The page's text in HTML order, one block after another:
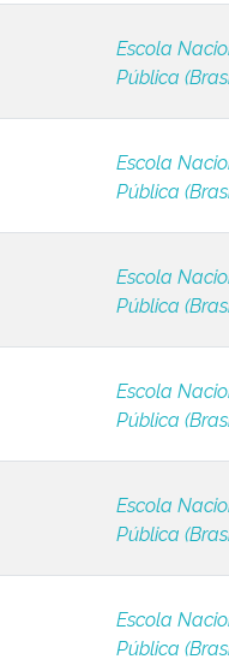
Escola
Pública
Escola
Pública
Escola
Pública
Escola
Pública
Escola
Pública
Escola
Pública